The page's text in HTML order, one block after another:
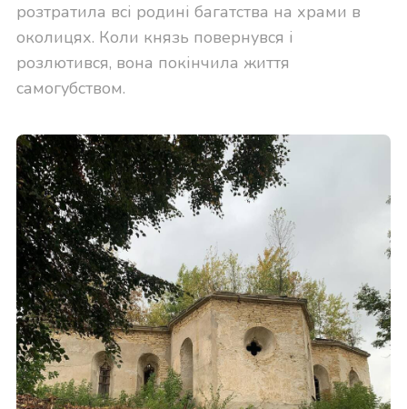
розтратила всі родині багатства на храми в
околицях. Коли князь повернувся і
розлютився, вона покінчила життя
самогубством.